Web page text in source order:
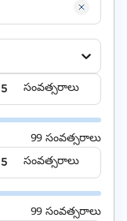
సంవత్సరాలు
99 సంవత్సరాలు
సంవత్సరాలు
99 సంవత్సరాలు